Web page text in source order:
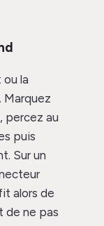
la
Marquez
percez au
puis
Sur un
alors de
de ne pas